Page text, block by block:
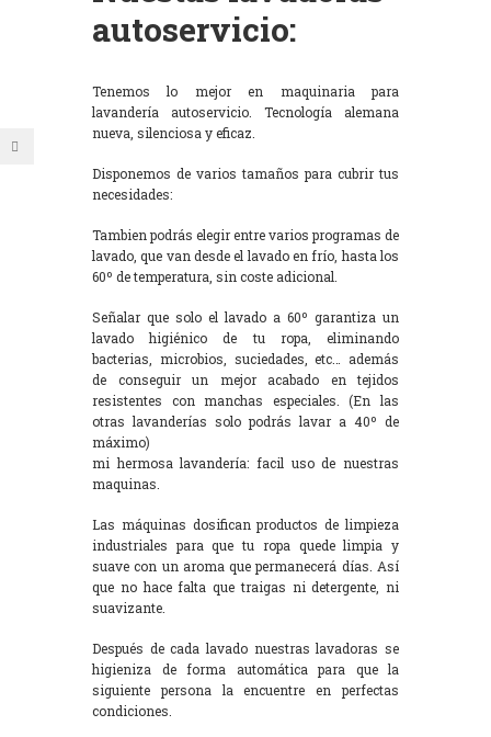
autoservicio:
Tenemos lo mejor en maquinaria para
lavandería autoservicio. Tecnología alemana
nueva, silenciosa y eficaz.
Disponemos de varios tamaños para cubrir tus
necesidades:
Tambien podrás elegir entre varios programas de
lavado, que van desde el lavado en frío, hasta los
60º de temperatura, sin coste adicional.
Señalar que solo el lavado a 60º garantiza un
lavado higiénico de tu ropa, eliminando
bacterias, microbios, suciedades, etc… además
de conseguir un mejor acabado en tejidos
resistentes con manchas especiales. (En las
otras lavanderías solo podrás lavar a 40º de
máximo)
mi hermosa lavandería: facil uso de nuestras
maquinas.
Las máquinas dosifican productos de limpieza
industriales para que tu ropa quede limpia y
suave con un aroma que permanecerá días. Así
que no hace falta que traigas ni detergente, ni
suavizante.
Después de cada lavado nuestras lavadoras se
higieniza de forma automática para que la
siguiente persona la encuentre en perfectas
condiciones.